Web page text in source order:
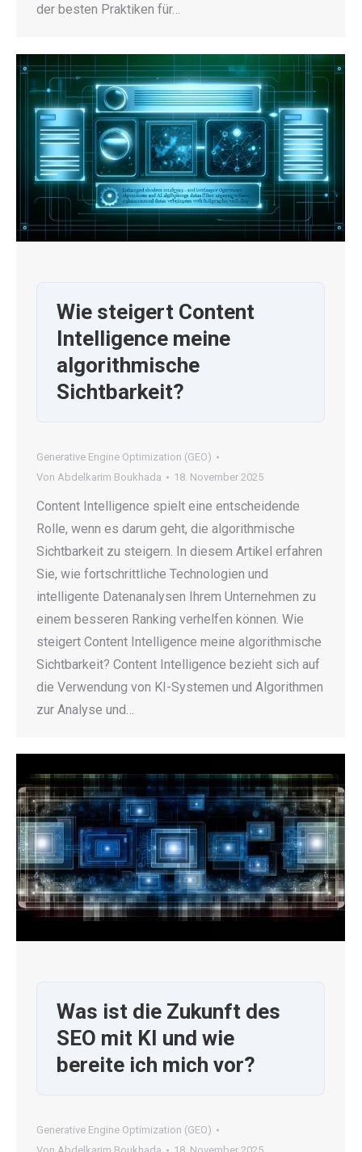
der besten Praktiken für…
Wie steigert Content
Intelligence meine
algorithmische
Sichtbarkeit?
Generative Engine Optimization (GEO)
Von Abdelkarim Boukhada 18. November 2025
Content Intelligence spielt eine entscheidende
Rolle, wenn es darum geht, die algorithmische
Sichtbarkeit zu steigern. In diesem Artikel erfahren
Sie, wie fortschrittliche Technologien und
intelligente Datenanalysen Ihrem Unternehmen zu
einem besseren Ranking verhelfen können. Wie
steigert Content Intelligence meine algorithmische
Sichtbarkeit? Content Intelligence bezieht sich auf
die Verwendung von KI-Systemen und Algorithmen
zur Analyse und…
Was ist die Zukunft des
SEO mit KI und wie
bereite ich mich vor?
Generative Engine Optimization (GEO)